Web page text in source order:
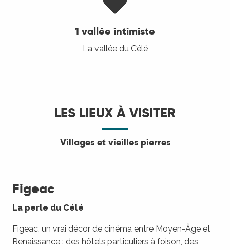
1 vallée intimiste
La vallée du Célé
LES LIEUX À VISITER
Villages et vieilles pierres
Figeac
La perle du Célé
Figeac, un vrai décor de cinéma entre Moyen-Âge et
Renaissance : des hôtels particuliers à foison, des